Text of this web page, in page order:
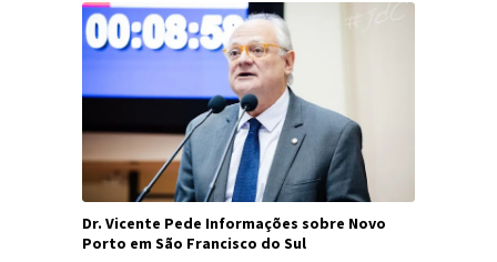
Dr. Vicente Pede Informações sobre Novo
Porto em São Francisco do Sul